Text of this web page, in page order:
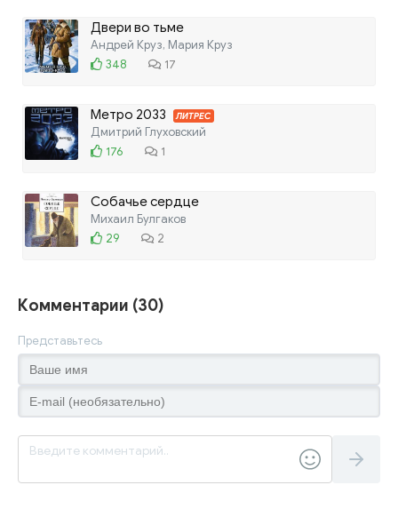
Двери во тьме
Андрей Круз, Мария Круз
348
17
Метро 2033 ЛИТРЕС
Дмитрий Глуховский
176
1
Собачье сердце
Михаил Булгаков
29
2
Комментарии (30)
Представьтесь